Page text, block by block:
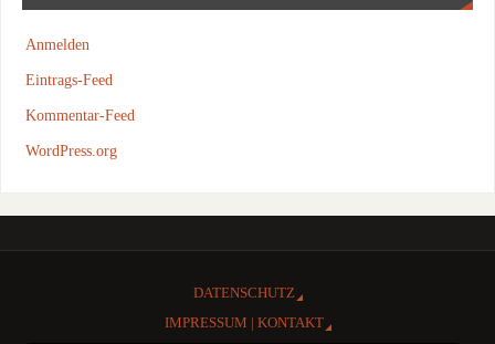
Anmelden
Eintrags-Feed
Kommentar-Feed
WordPress.org
DATENSCHUTZ
IMPRESSUM | KONTAKT